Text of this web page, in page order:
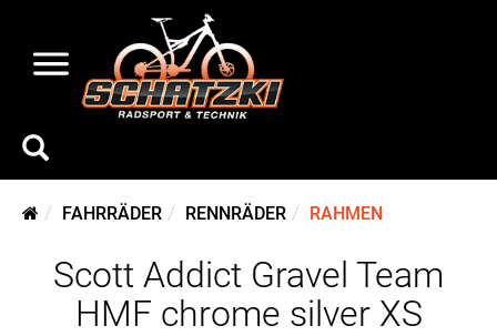
FAHRRÄDER RENNRÄDER RAHMEN
Scott Addict Gravel Team
HMF chrome silver XS